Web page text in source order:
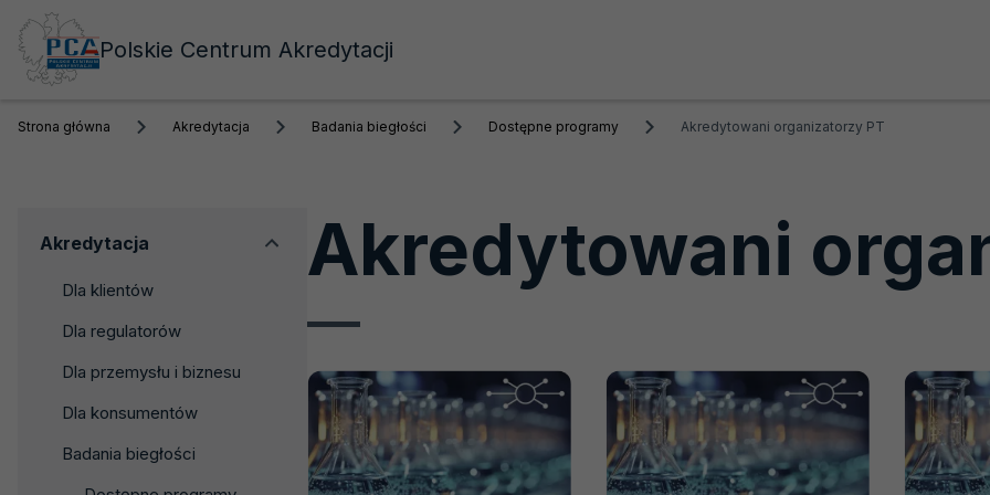
Polskie Centrum Akredytacji
Strona główna Akredytacja Badania biegłości Dostępne programy Akredytowani organizatorzy PT
Menu
Akredytacja
Dla klientów
Dla regulatorów
Dla przemysłu i biznesu
Dla konsumentów
Badania biegłości
Akredytowani